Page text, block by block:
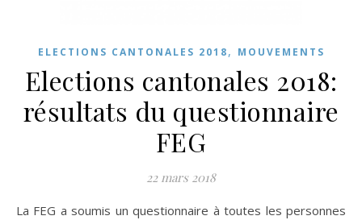
ELECTIONS CANTONALES 2018, MOUVEMENTS
Elections cantonales 2018:
résultats du questionnaire
FEG
22 mars 2018
La FEG a soumis un questionnaire à toutes les personnes